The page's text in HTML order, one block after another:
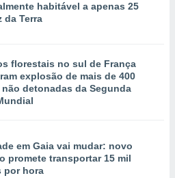
habitável a apenas 25
da Terra
florestais no sul de França
explosão de mais de 400
não detonadas da Segunda
em Gaia vai mudar: novo
promete transportar 15 mil
por hora